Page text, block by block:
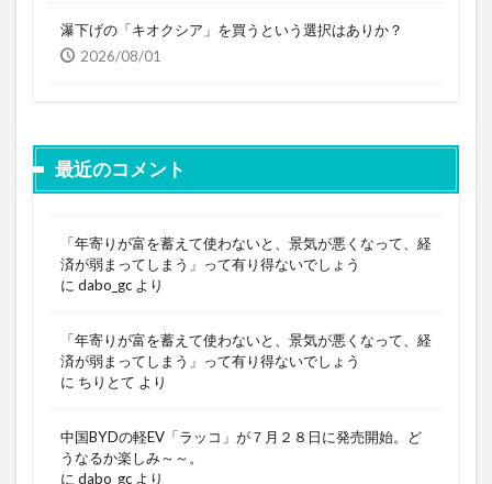
瀑下げの「キオクシア」を買うという選択はありか？
2026/08/01
最近のコメント
「年寄りが富を蓄えて使わないと、景気が悪くなって、経
済が弱まってしまう」って有り得ないでしょう
に dabo_gc より
「年寄りが富を蓄えて使わないと、景気が悪くなって、経
済が弱まってしまう」って有り得ないでしょう
に ちりとて より
中国BYDの軽EV「ラッコ」が７月２８日に発売開始。ど
うなるか楽しみ～～。
に dabo_gc より